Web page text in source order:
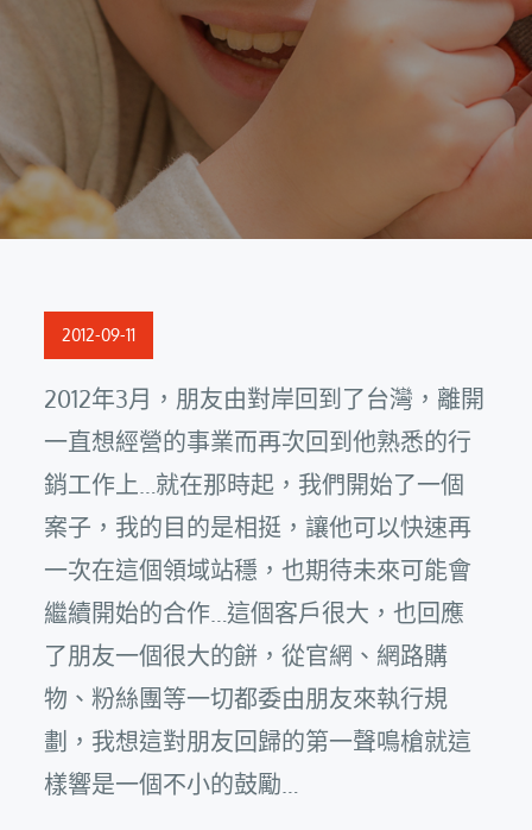
Posted
2012-09-11
2012年3月，朋友由對岸回到了台灣，離開
一直想經營的事業而再次回到他熟悉的行
銷工作上…就在那時起，我們開始了一個
案子，我的目的是相挺，讓他可以快速再
一次在這個領域站穩，也期待未來可能會
繼續開始的合作…這個客戶很大，也回應
了朋友一個很大的餅，從官網、網路購
物、粉絲團等一切都委由朋友來執行規
劃，我想這對朋友回歸的第一聲鳴槍就這
樣響是一個不小的鼓勵…